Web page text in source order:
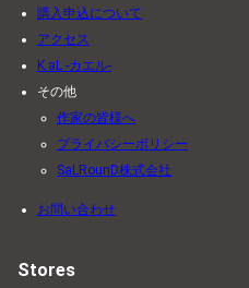
購入申込について
アクセス
K.aL -カエル-
その他
作家の皆様へ
プライバシーポリシー
SaLRounD株式会社
お問い合わせ
Stores